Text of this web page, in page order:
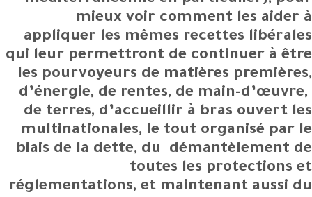
mieux voir comment les aider à
appliquer les mêmes recettes libérales
qui leur permettront de continuer à être
les pourvoyeurs de matières premières,
d’énergie, de rentes, de main-d’œuvre,
de terres, d’accueillir à bras ouvert les
multinationales, le tout organisé par le
biais de la dette, du démantèlement de
toutes les protections et
réglementations, et maintenant aussi du